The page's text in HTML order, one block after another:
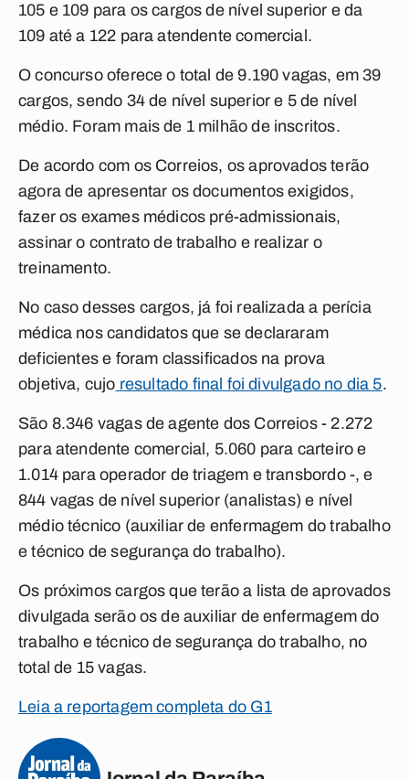
105 e 109 para os cargos de nível superior e da
109 até a 122 para atendente comercial.
O concurso oferece o total de 9.190 vagas, em 39
cargos, sendo 34 de nível superior e 5 de nível
médio. Foram mais de 1 milhão de inscritos.
De acordo com os Correios, os aprovados terão
agora de apresentar os documentos exigidos,
fazer os exames médicos pré-admissionais,
assinar o contrato de trabalho e realizar o
treinamento.
No caso desses cargos, já foi realizada a perícia
médica nos candidatos que se declararam
deficientes e foram classificados na prova
objetiva, cujo resultado final foi divulgado no dia 5.
São 8.346 vagas de agente dos Correios - 2.272
para atendente comercial, 5.060 para carteiro e
1.014 para operador de triagem e transbordo -, e
844 vagas de nível superior (analistas) e nível
médio técnico (auxiliar de enfermagem do trabalho
e técnico de segurança do trabalho).
Os próximos cargos que terão a lista de aprovados
divulgada serão os de auxiliar de enfermagem do
trabalho e técnico de segurança do trabalho, no
total de 15 vagas.
Leia a reportagem completa do G1